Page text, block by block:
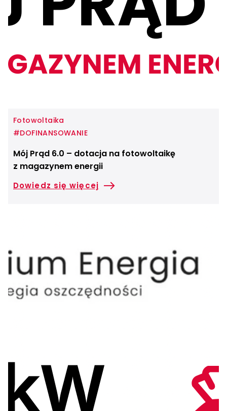
Fotowoltaika
#DOFINANSOWANIE
Mój Prąd 6.0 – dotacja na fotowoltaikę
z magazynem energii
Dowiedz się więcej